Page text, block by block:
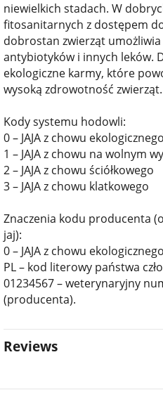
niewielkich stadach. W
fitosanitarnych z dostępem
dobrostan zwierząt
antybiotyków i innych leków.
ekologiczne karmy, które
wysoką zdrowotność zwierząt.
Kody systemu hodowli:
0 – JAJA z chowu ekologicznego
1 – JAJA z chowu na wolnym
2 – JAJA z chowu ściółkowego
3 – JAJA z chowu klatkowego
Znaczenia kodu producenta
jaj):
0 – JAJA z chowu ekologicznego
PL – kod literowy państwa
01234567 – weterynaryjny
(producenta).
Reviews